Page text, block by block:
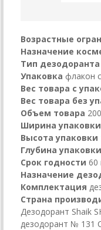
Возрастные
Назначение
Тип дезодоранта
Упаковка флакон
Вес товара с
Вес товара без
Объем товара
Ширина упаковки
Высота упаковки
Глубина упаковки
Срок годности 60
Назначение
Комплектация
Страна
Дезодорант Shaik
дезодорант № 131